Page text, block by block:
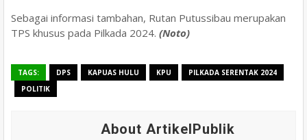
Sebagai informasi tambahan, Rutan Putussibau merupakan
TPS khusus pada Pilkada 2024. (Noto)
TAGS: DPS KAPUAS HULU KPU
PILKADA SERENTAK 2024
POLITIK
About ArtikelPublik